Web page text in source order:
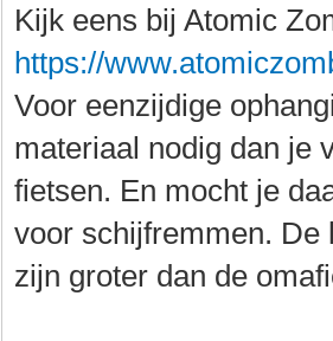
Kijk eens bij Atomic
https://
Voor eenzijdige
materiaal nodig dan je
fietsen. En mocht je
voor schijfremmen. De
zijn groter dan de